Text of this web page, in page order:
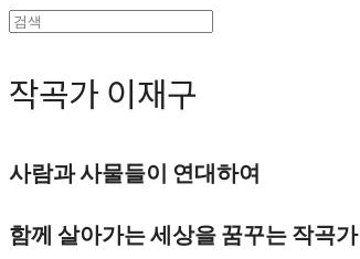
작곡가 이재구
사람과 사물들이 연대하여
함께 살아가는 세상을 꿈꾸는 작곡가